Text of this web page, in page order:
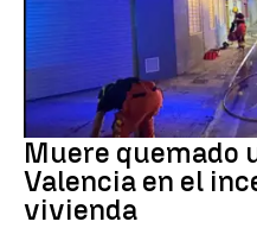
INCENDIO
Muere quemado
Valencia en el
vivienda